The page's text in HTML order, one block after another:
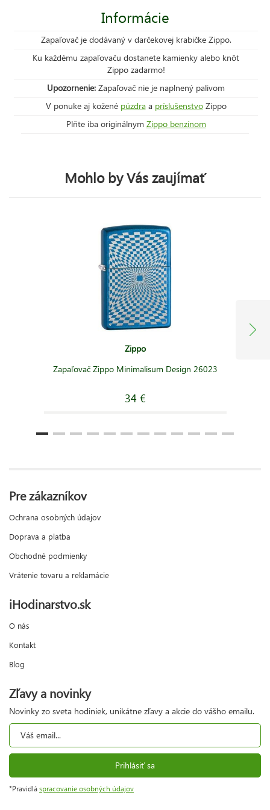
Informácie
Zapaľovač je dodávaný v darčekovej krabičke Zippo.
Ku každému zapaľovaču dostanete kamienky alebo knôt
Zippo zadarmo!
Upozornenie: Zapaľovač nie je naplnený palivom
V ponuke aj kožené púzdraa príslušenstvoZippo
Plňte iba originálnym Zippo benzínom
Mohlo by Vás zaujímať
Zippo
Zapaľovač Zippo Minimalisum Design 26023
34 €
Pre zákazníkov
Ochrana osobných údajov
Doprava a platba
Obchodné podmienky
Vrátenie tovaru a reklamácie
iHodinarstvo.sk
O nás
Kontakt
Blog
Zľavy a novinky
Novinky zo sveta hodiniek, unikátne zľavy a akcie do vášho emailu.
Prihlásiť sa
*Pravidlá spracovanie osobných údajov